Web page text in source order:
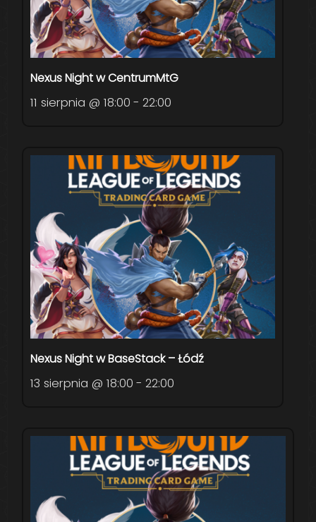
Nexus Night w CentrumMtG
11 sierpnia @ 18:00 - 22:00
Nexus Night w BaseStack – Łódź
13 sierpnia @ 18:00 - 22:00